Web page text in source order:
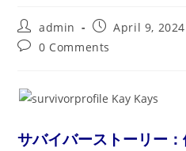
Post
author:
admin
Post
published:
April 9, 2024
Post0 Comments
サバイバーストーリー